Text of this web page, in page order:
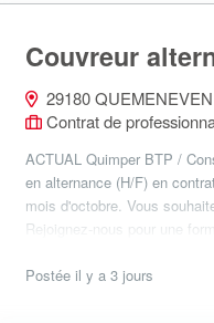
Couvreur
29180 QUEMENEVEN
Contrat de
ACTUAL Quimper BTP /
en alternance (H/F) en
mois d'octobre. Vous
Rejoignez-nous pour une
Postée il y a 3 jours